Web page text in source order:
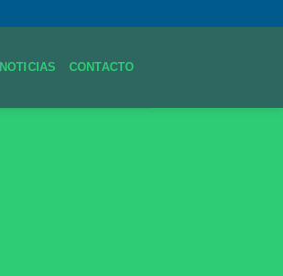
NOTICIAS CONTACTO